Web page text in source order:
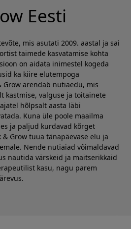
Eesti
mis asutati 2009. aastal ja sai
taimede kasvatamise kohta
on aidata inimestel kogeda
ka kiire elutempoga
Grow arendab nutiaedu, mis
kastmise, valguse ja toitainete
hõlpsalt aasta läbi
Kuna üle poole maailma
ja paljud kurdavad kõrget
Grow tuua tänapäevase elu ja
Nende nutiaiad võimaldavad
nautida värskeid ja maitserikkaid
kasu, nagu parem